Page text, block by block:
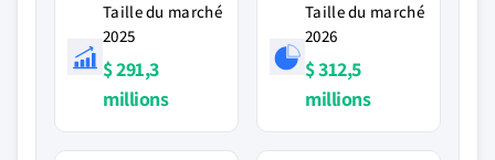
Taille du marché
2025
$ 291,3
millions
Taille du marché
2026
$ 312,5
millions